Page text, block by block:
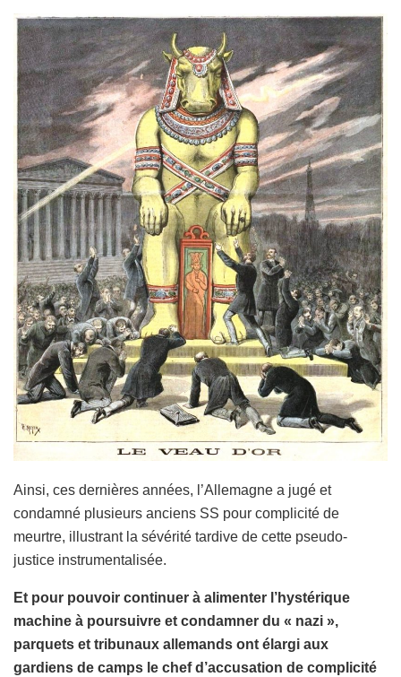
Ainsi, ces dernières années, l’Allemagne a jugé et
condamné plusieurs anciens SS pour complicité de
meurtre, illustrant la sévérité tardive de cette pseudo-
justice instrumentalisée.
Et pour pouvoir continuer à alimenter l’hystérique
machine à poursuivre et condamner du « nazi »,
parquets et tribunaux allemands ont élargi aux
gardiens de camps le chef d’accusation de complicité